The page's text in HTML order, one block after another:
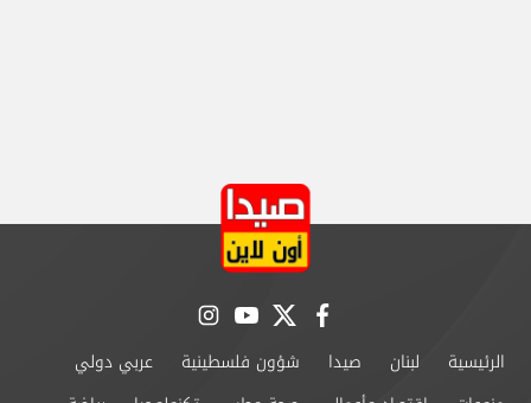
facebook
twitter
youtube
instagram
الرئيسية لبنان صيدا شؤون فلسطينية
عربي دولي